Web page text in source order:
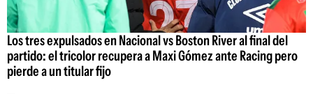
Los tres expulsados en Nacional vs Boston River al final del
partido: el tricolor recupera a Maxi Gómez ante Racing pero
pierde a un titular fijo